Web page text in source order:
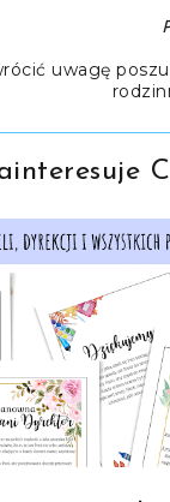
uwagę